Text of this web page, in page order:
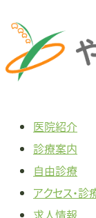
へ
医院紹介
診療案内
自由診療
アクセス・診
求人情報